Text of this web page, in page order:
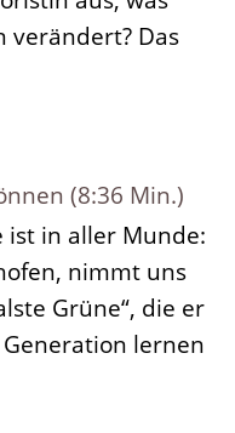
verändert? Das
(8:36 Min.)
ist in aller Munde:
nimmt uns
Grüne“, die er
lernen